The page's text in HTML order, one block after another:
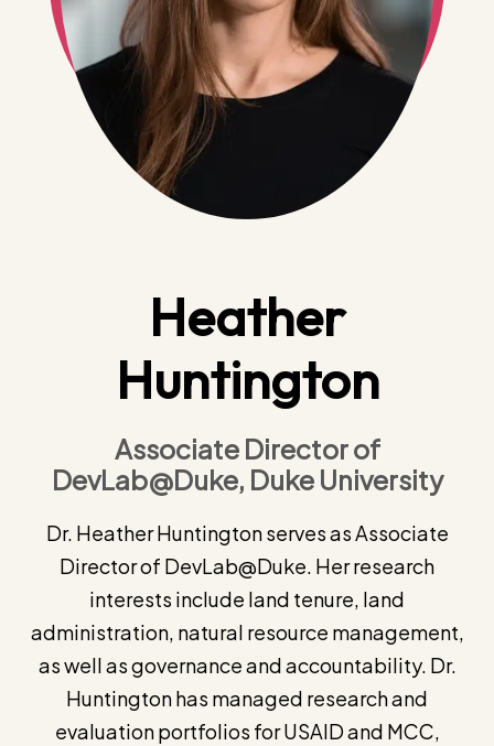
Heather
Huntington
Associate Director of
DevLab@Duke, Duke University
Dr. Heather Huntington serves as Associate
Director of DevLab@Duke. Her research
interests include land tenure, land
administration, natural resource management,
as well as governance and accountability. Dr.
Huntington has managed research and
evaluation portfolios for USAID and MCC,